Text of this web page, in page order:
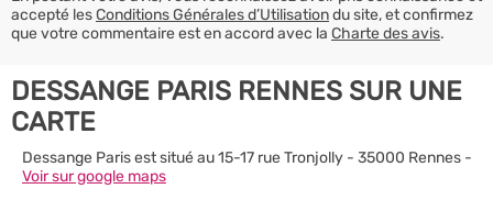
accepté lesConditions Générales d’Utilisationdu site, et confirmez
que votre commentaire est en accord avec la Charte des avis.
DESSANGE PARIS RENNES SUR UNE
CARTE
Dessange Paris est situé au 15-17 rue Tronjolly - 35000 Rennes -
Voir sur google maps